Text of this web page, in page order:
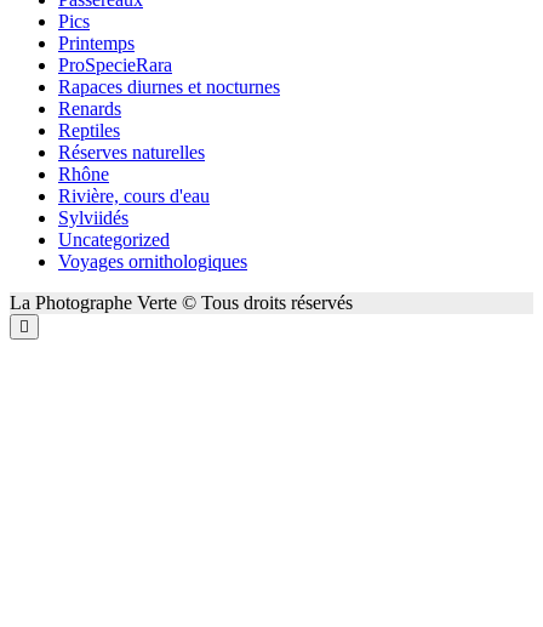
Pics
Printemps
ProSpecieRara
Rapaces diurnes et nocturnes
Renards
Reptiles
Réserves naturelles
Rhône
Rivière, cours d'eau
Sylviidés
Uncategorized
Voyages ornithologiques
La Photographe Verte © Tous droits réservés
Défilement
vers